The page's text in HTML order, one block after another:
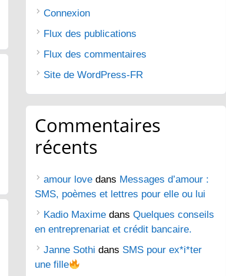
Connexion
Flux des publications
Flux des commentaires
Site de WordPress-FR
Commentaires
récents
amour love dans Messages d’amour :
SMS, poèmes et lettres pour elle ou lui
Kadio Maxime dans Quelques conseils
en entreprenariat et crédit bancaire.
Janne Sothi dans SMS pour ex*i*ter
une fille